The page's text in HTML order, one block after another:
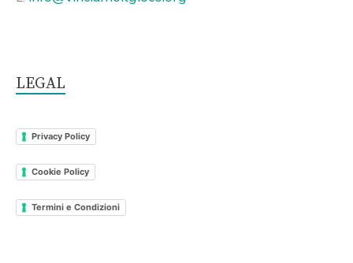
LEGAL
Privacy Policy
Cookie Policy
Termini e Condizioni